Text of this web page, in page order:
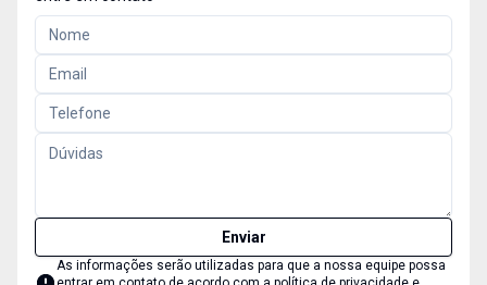
Enviar
As informações serão utilizadas para que a nossa equipe possa